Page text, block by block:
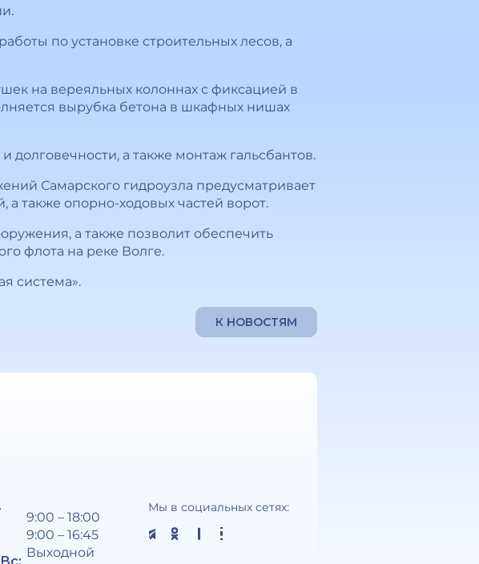
по установке строительных лесов, а
на вереяльных колоннах с фиксацией в
вырубка бетона в шкафных нишах
а также монтаж гальсбантов.
Самарского гидроузла предусматривает
а также опорно-ходовых частей ворот.
а также позволит обеспечить
флота на реке Волге.
система».
К НОВОСТЯМ
9:00 – 18:00
9:00 – 16:45
Выходной
Мы в социальных сетях: